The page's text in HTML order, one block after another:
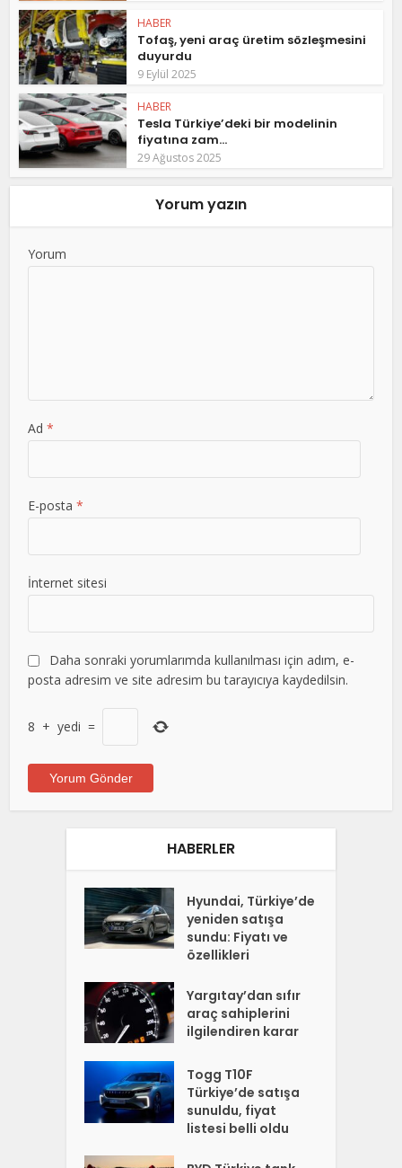
HABER
Tofaş, yeni araç üretim sözleşmesini
duyurdu
9 Eylül 2025
HABER
Tesla Türkiye’deki bir modelinin
fiyatına zam...
29 Ağustos 2025
Yorum yazın
Yorum
Ad*
E-posta*
İnternet sitesi
Daha sonraki yorumlarımda kullanılması için adım, e-
posta adresim ve site adresim bu tarayıcıya kaydedilsin.
8 + yedi =
HABERLER
Hyundai, Türkiye’de
yeniden satışa
sundu: Fiyatı ve
özellikleri
Yargıtay’dan sıfır
araç sahiplerini
ilgilendiren karar
Togg T10F
Türkiye’de satışa
sunuldu, fiyat
listesi belli oldu